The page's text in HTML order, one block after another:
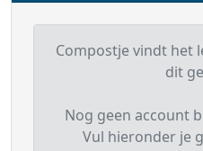
Compostje vindt het
dit
Nog geen account
Vul hieronder je